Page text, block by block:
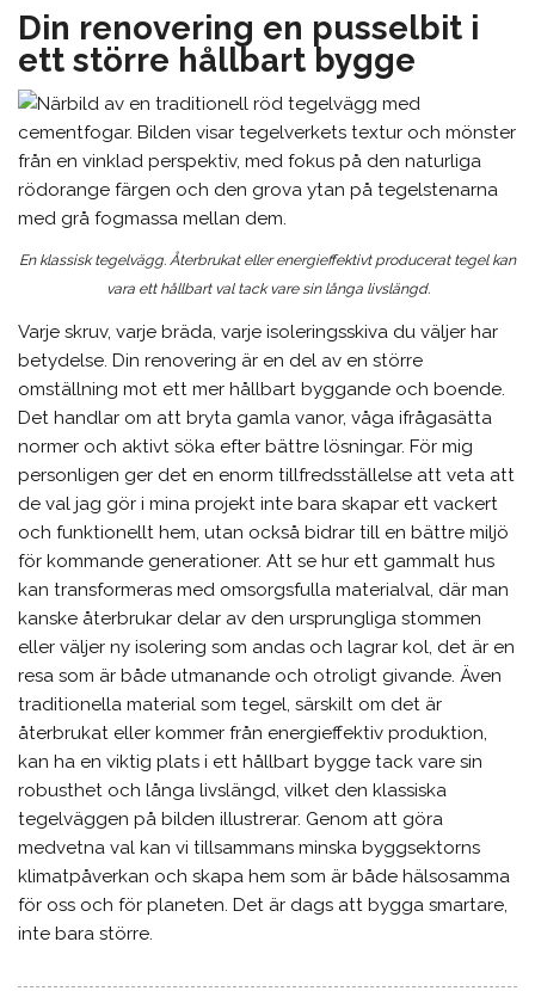
Din renovering en pusselbit i
ett större hållbart bygge
En klassisk tegelvägg. Återbrukat eller energieffektivt producerat tegel kan
vara ett hållbart val tack vare sin långa livslängd.
Varje skruv, varje bräda, varje isoleringsskiva du väljer har
betydelse. Din renovering är en del av en större
omställning mot ett mer hållbart byggande och boende.
Det handlar om att bryta gamla vanor, våga ifrågasätta
normer och aktivt söka efter bättre lösningar. För mig
personligen ger det en enorm tillfredsställelse att veta att
de val jag gör i mina projekt inte bara skapar ett vackert
och funktionellt hem, utan också bidrar till en bättre miljö
för kommande generationer. Att se hur ett gammalt hus
kan transformeras med omsorgsfulla materialval, där man
kanske återbrukar delar av den ursprungliga stommen
eller väljer ny isolering som andas och lagrar kol, det är en
resa som är både utmanande och otroligt givande. Även
traditionella material som tegel, särskilt om det är
återbrukat eller kommer från energieffektiv produktion,
kan ha en viktig plats i ett hållbart bygge tack vare sin
robusthet och långa livslängd, vilket den klassiska
tegelväggen på bilden illustrerar. Genom att göra
medvetna val kan vi tillsammans minska byggsektorns
klimatpåverkan och skapa hem som är både hälsosamma
för oss och för planeten. Det är dags att bygga smartare,
inte bara större.